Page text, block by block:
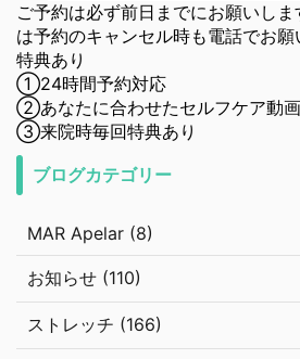
ご予約は必ず前日までにお願いし
は予約のキャンセル時も電話でお
特典あり
①24時間予約対応
②あなたに合わせたセルフケア動
③来院時毎回特典あり
ブログカテゴリー
MAR Apelar (8)
お知らせ (110)
ストレッチ (166)